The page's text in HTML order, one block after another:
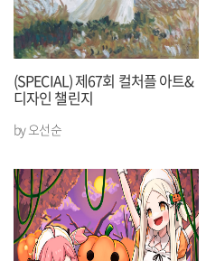
(SPECIAL) 제67회 컬처플 아트&
디자인 챌린지
by 오선순